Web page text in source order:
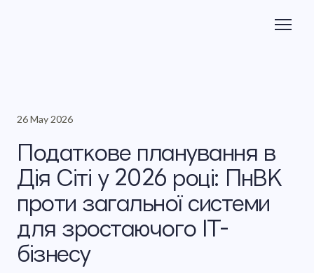
26 May 2026
Податкове планування в
Дія Сіті у 2026 році: ПнВК
проти загальної системи
для зростаючого IT-
бізнесу